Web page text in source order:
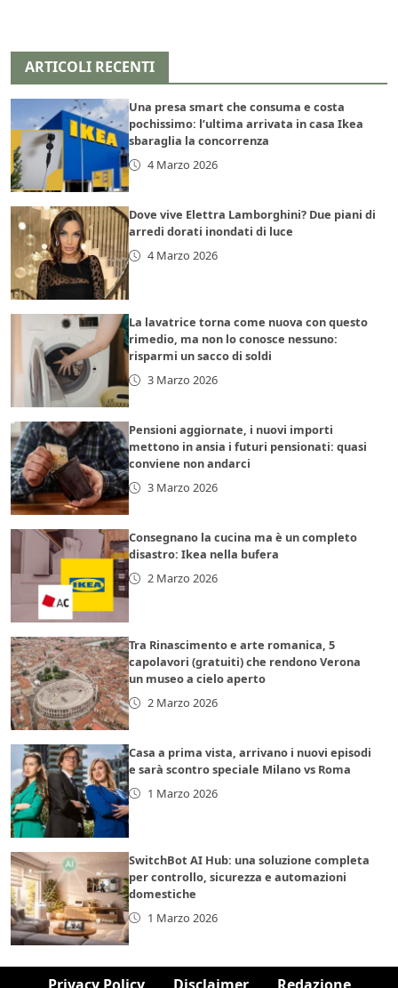
ARTICOLI RECENTI
Una presa smart che consuma e costa
pochissimo: l’ultima arrivata in casa Ikea
sbaraglia la concorrenza
4 Marzo 2026
Dove vive Elettra Lamborghini? Due piani di
arredi dorati inondati di luce
4 Marzo 2026
La lavatrice torna come nuova con questo
rimedio, ma non lo conosce nessuno:
risparmi un sacco di soldi
3 Marzo 2026
Pensioni aggiornate, i nuovi importi
mettono in ansia i futuri pensionati: quasi
conviene non andarci
3 Marzo 2026
Consegnano la cucina ma è un completo
disastro: Ikea nella bufera
2 Marzo 2026
Tra Rinascimento e arte romanica, 5
capolavori (gratuiti) che rendono Verona
un museo a cielo aperto
2 Marzo 2026
Casa a prima vista, arrivano i nuovi episodi
e sarà scontro speciale Milano vs Roma
1 Marzo 2026
SwitchBot AI Hub: una soluzione completa
per controllo, sicurezza e automazioni
domestiche
1 Marzo 2026